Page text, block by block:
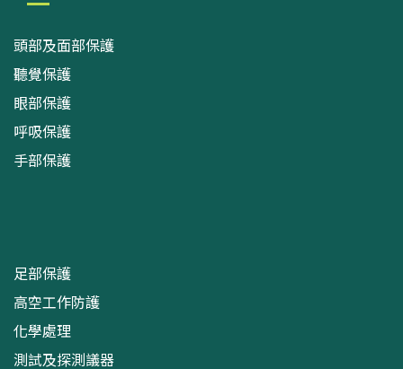
頭部及面部保護
聽覺保護
眼部保護
呼吸保護
手部保護
足部保護
高空工作防護
化學處理
測試及探測議器